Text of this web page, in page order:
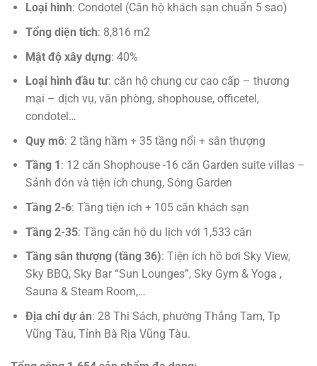
Loại hình: Condotel (Căn hộ khách sạn chuẩn 5 sao)
Tổng diện tích: 8,816 m2
Mật độ xây dựng: 40%
Loại hình đầu tư: căn hộ chung cư cao cấp – thương
mại – dịch vụ, văn phòng, shophouse, officetel,
condotel…
Quy mô: 2 tầng hầm + 35 tầng nổi + sân thượng
Tầng 1 : 12 căn Shophouse -16 căn Garden suite villas –
Sảnh đón và tiện ích chung, Sóng Garden
Tầng 2-6: Tầng tiện ích + 105 căn khách sạn
Tầng 2-35: Tầng căn hộ du lịch với 1,533 căn
Tầng sân thượng (tầng 36): Tiện ích hồ bơi Sky View,
Sky BBQ, Sky Bar “Sun Lounges”, Sky Gym & Yoga ,
Sauna & Steam Room,…
Địa chỉ dự án: 28 Thi Sách, phường Thắng Tam, Tp
Vũng Tàu, Tỉnh Bà Rịa Vũng Tàu.